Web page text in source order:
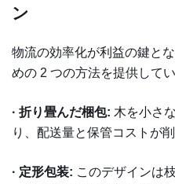
ン
物流の効率化が利益の鍵と
めの 2 つの方法を提供してい
· 折り畳んだ梱包: 木を小さ
り、配送量と保管コストが削
· 定形包装: このデザインは